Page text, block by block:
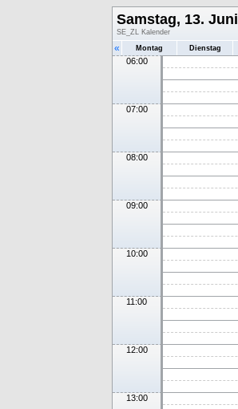
Samstag, 13. Juni
SE_ZL Kalender
« Montag Dienstag
06:00
07:00
08:00
09:00
10:00
11:00
12:00
13:00